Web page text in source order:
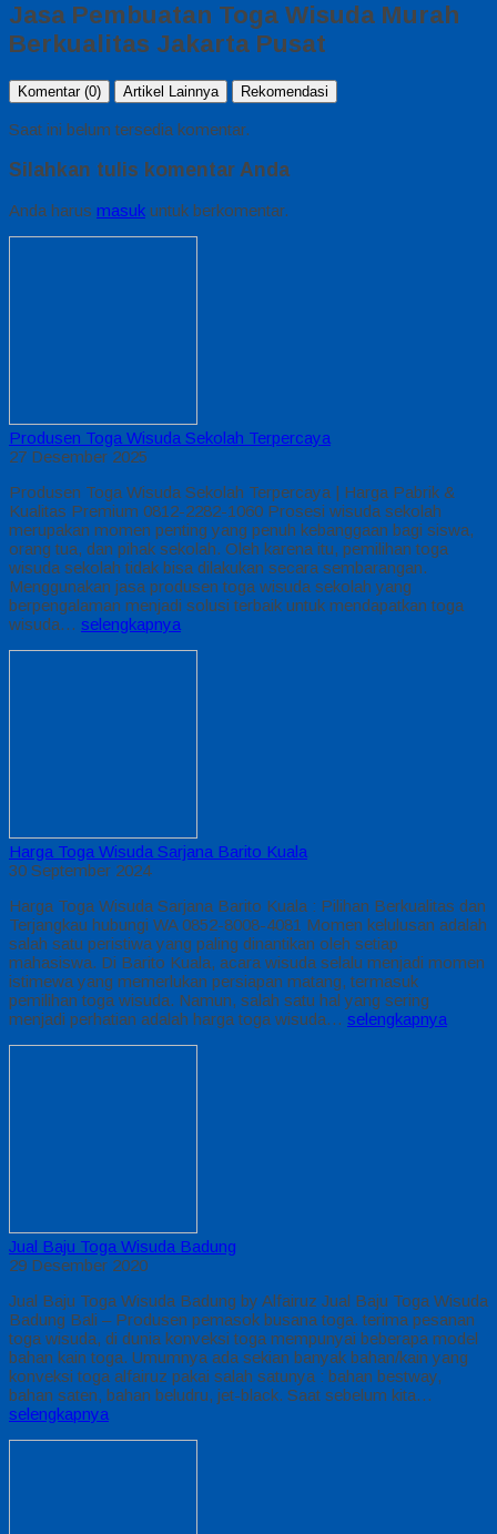
Jasa Pembuatan Toga Wisuda Murah
Berkualitas Jakarta Pusat
Komentar (0) Artikel Lainnya Rekomendasi
Saat ini belum tersedia komentar.
Silahkan tulis komentar Anda
Anda harus masuk untuk berkomentar.
Produsen Toga Wisuda Sekolah Terpercaya
27 Desember 2025
Produsen Toga Wisuda Sekolah Terpercaya | Harga Pabrik &
Kualitas Premium 0812-2282-1060 Prosesi wisuda sekolah
merupakan momen penting yang penuh kebanggaan bagi siswa,
orang tua, dan pihak sekolah. Oleh karena itu, pemilihan toga
wisuda sekolah tidak bisa dilakukan secara sembarangan.
Menggunakan jasa produsen toga wisuda sekolah yang
berpengalaman menjadi solusi terbaik untuk mendapatkan toga
wisuda… selengkapnya
Harga Toga Wisuda Sarjana Barito Kuala
30 September 2024
Harga Toga Wisuda Sarjana Barito Kuala : Pilihan Berkualitas dan
Terjangkau hubungi WA 0852-8008-4081 Momen kelulusan adalah
salah satu peristiwa yang paling dinantikan oleh setiap
mahasiswa. Di Barito Kuala, acara wisuda selalu menjadi momen
istimewa yang memerlukan persiapan matang, termasuk
pemilihan toga wisuda. Namun, salah satu hal yang sering
menjadi perhatian adalah harga toga wisuda… selengkapnya
Jual Baju Toga Wisuda Badung
29 Desember 2020
Jual Baju Toga Wisuda Badung by Alfairuz Jual Baju Toga Wisuda
Badung Bali – Produsen pemasok busana toga. terima pesanan
toga wisuda, di dunia konveksi toga mempunyai beberapa model
bahan kain toga. Umumnya ada sekian banyak bahan/kain yang
konveksi toga alfairuz pakai salah satunya : bahan bestway,
bahan saten, bahan beludru, jet-black. Saat sebelum kita…
selengkapnya